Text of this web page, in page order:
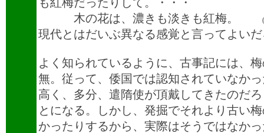
も紅梅だったりして。・・・
木の花は、濃きも淡きも紅梅。
現代とはだいぶ異なる感覚と言ってよい
よく知られているように、古事記には、
無。従って、倭国では認知されていなか
高く、多分、遣隋使が頂戴してきたのだ
とになる。しかし、発掘でそれより古い
かったりするから、実際はそうではなか